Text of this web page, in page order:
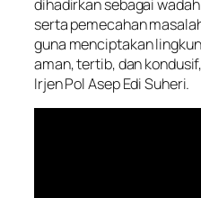
dihadirkan sebagai
serta pemecahan
guna menciptakan
aman, tertib, dan
Irjen Pol Asep Edi Suheri.